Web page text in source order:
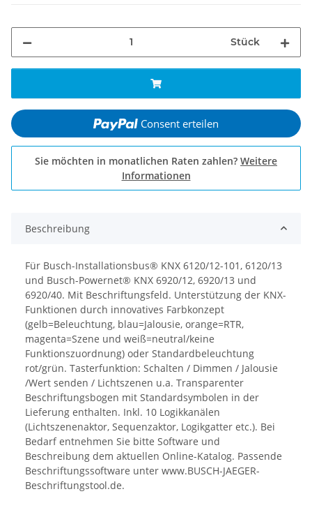
Stück
Consent erteilen
Sie möchten in monatlichen Raten zahlen? Weitere
Informationen
Beschreibung
Für Busch-Installationsbus® KNX 6120/12-101, 6120/13
und Busch-Powernet® KNX 6920/12, 6920/13 und
6920/40. Mit Beschriftungsfeld. Unterstützung der KNX-
Funktionen durch innovatives Farbkonzept
(gelb=Beleuchtung, blau=Jalousie, orange=RTR,
magenta=Szene und weiß=neutral/keine
Funktionszuordnung) oder Standardbeleuchtung
rot/grün. Tasterfunktion: Schalten / Dimmen / Jalousie
/Wert senden / Lichtszenen u.a. Transparenter
Beschriftungsbogen mit Standardsymbolen in der
Lieferung enthalten. Inkl. 10 Logikkanälen
(Lichtszenenaktor, Sequenzaktor, Logikgatter etc.). Bei
Bedarf entnehmen Sie bitte Software und
Beschreibung dem aktuellen Online-Katalog. Passende
Beschriftungssoftware unter www.BUSCH-JAEGER-
Beschriftungstool.de.